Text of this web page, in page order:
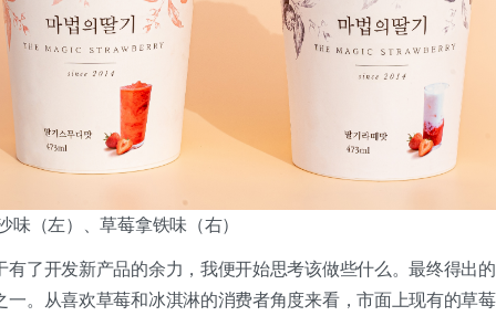
味（左）、草莓拿铁味（右）
有了开发新产品的余力，我便开始思考该做些什么。最终得出
一。从喜欢草莓和冰淇淋的消费者角度来看，市面上现有的草